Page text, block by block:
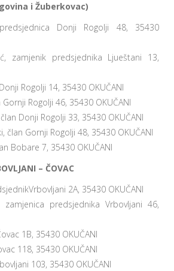
i Žuberkovac)
Donji Rogolji 48, 35430
zamjenik predsjednika Ljueštani 13,
Rogolji 14, 35430 OKUČANI
Rogolji 46, 35430 OKUČANI
Donji Rogolji 33, 35430 OKUČANI
član Gornji Rogolji 48, 35430 OKUČANI
Bobare 7, 35430 OKUČANI
– ČOVAC
2A, 35430 OKUČANI
zamjenica predsjednika Vrbovljani 46,
1B, 35430 OKUČANI
118, 35430 OKUČANI
103, 35430 OKUČANI